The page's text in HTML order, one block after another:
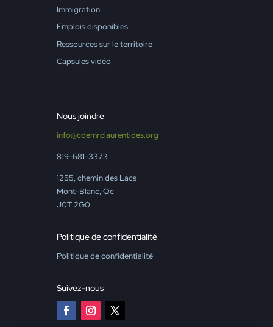
Immigration
Emplois disponibles
Ressources sur le territoire
Capsules vidéo
Nous joindre
info@cdemrclaurentides.org
819-681-3373
1255, chemin des Lacs
Mont-Blanc, Qc
J0T 2G0
Politique de confidentialité
Politique de confidentialité
Suivez-nous